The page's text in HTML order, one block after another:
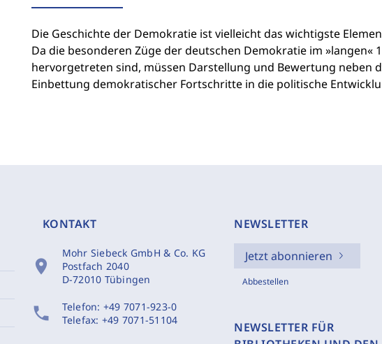
Die Geschichte der Demokratie ist vielleicht das wichtigste
Da die besonderen Züge der deutschen Demokratie im »langen«
hervorgetreten sind, müssen Darstellung und Bewertung neben
Einbettung demokratischer Fortschritte in die politische
KONTAKT
location_on
Mohr Siebeck GmbH & Co. KG
Postfach 2040
D-72010 Tübingen
phone Telefon: +49 7071-923-0
Telefax: +49 7071-51104
NEWSLETTER
Jetzt abonnieren
Abbestellen
NEWSLETTER FÜR